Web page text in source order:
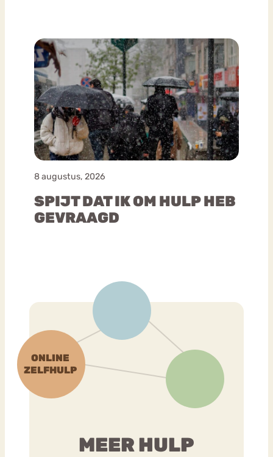
8 augustus, 2026
SPIJT DAT IK OM HULP HEB
GEVRAAGD
MEER HULP